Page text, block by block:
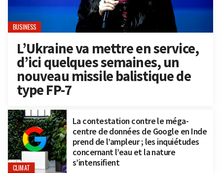
BUSINESS
L’Ukraine va mettre en service,
d’ici quelques semaines, un
nouveau missile balistique de
type FP-7
CLIMAT
La contestation contre le méga-
centre de données de Google en Inde
prend de l’ampleur ; les inquiétudes
concernant l’eau et la nature
s’intensifient